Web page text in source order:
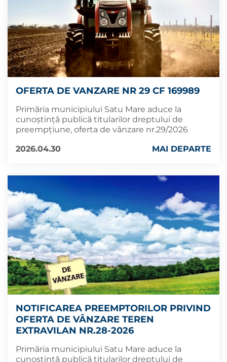
OFERTA DE VANZARE NR 29 CF 169989
Primăria municipiului Satu Mare aduce la
cunoștință publică titularilor dreptului de
preempțiune, oferta de vânzare nr.29/2026
2026.04.30
MAI DEPARTE
NOTIFICAREA PREEMPTORILOR PRIVIND
OFERTA DE VÂNZARE TEREN
EXTRAVILAN NR.28-2026
Primăria municipiului Satu Mare aduce la
cunoștință publică titularilor dreptului de